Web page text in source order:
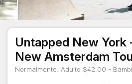
Untapped New York
New Amsterdam
Normalmente: Adulto $42.00 -